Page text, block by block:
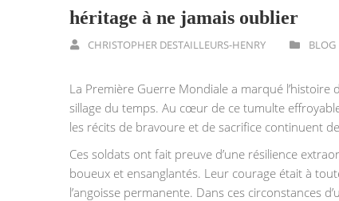
héritage à ne jamais oublier
CHRISTOPHER DESTAILLEURS-HENRY BLOG
La Première Guerre Mondiale a marqué
sillage du temps. Au cœur de ce tumulte
les récits de bravoure et de sacrifice continuent
Ces soldats ont fait preuve d’une résilience
boueux et ensanglantés. Leur courage était à
l’angoisse permanente. Dans ces circonstances